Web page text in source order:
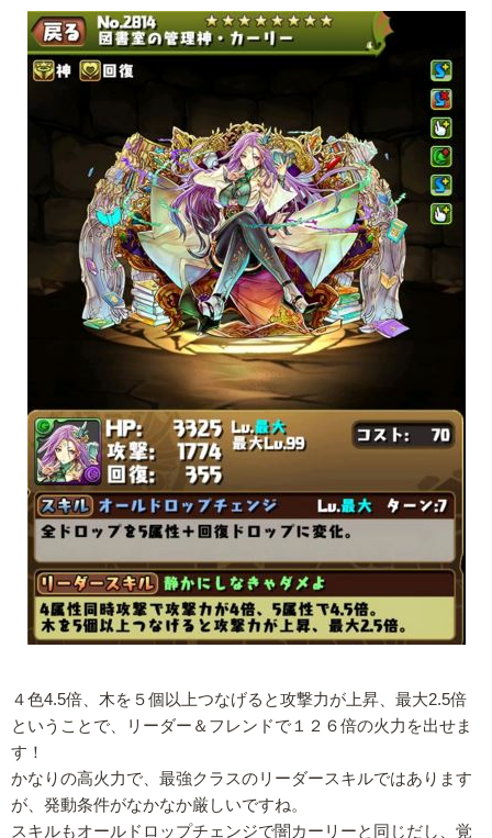
４色4.5倍、木を５個以上つなげると攻撃力が上昇、最大2.5倍
ということで、リーダー＆フレンドで１２６倍の火力を出せま
す！
かなりの高火力で、最強クラスのリーダースキルではあります
が、発動条件がなかなか厳しいですね。
スキルもオールドロップチェンジで闇カーリーと同じだし、覚